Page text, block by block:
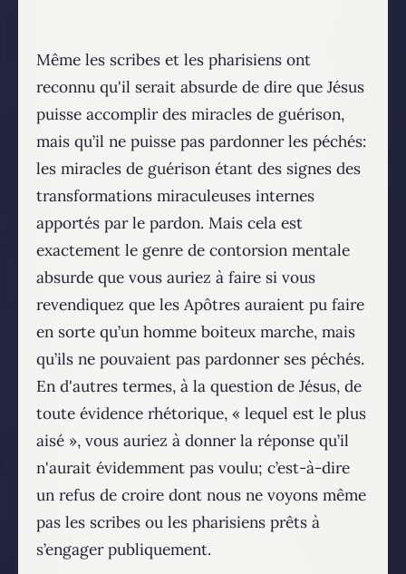
Même les scribes et les pharisiens ont
reconnu qu'il serait absurde de dire que Jésus
puisse accomplir des miracles de guérison,
mais qu’il ne puisse pas pardonner les péchés:
les miracles de guérison étant des signes des
transformations miraculeuses internes
apportés par le pardon. Mais cela est
exactement le genre de contorsion mentale
absurde que vous auriez à faire si vous
revendiquez que les Apôtres auraient pu faire
en sorte qu’un homme boiteux marche, mais
qu’ils ne pouvaient pas pardonner ses péchés.
En d'autres termes, à la question de Jésus, de
toute évidence rhétorique, « lequel est le plus
aisé », vous auriez à donner la réponse qu’il
n'aurait évidemment pas voulu; c’est-à-dire
un refus de croire dont nous ne voyons même
pas les scribes ou les pharisiens prêts à
s’engager publiquement.